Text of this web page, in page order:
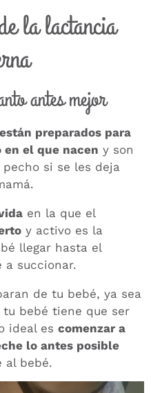
la lactancia
antes mejor
están preparados para
en el que nacen y son
si se les deja
en la que el
y activo es la
llegar hasta el
a succionar.
de tu bebé, ya sea
bebé tiene que ser
ideal es comenzar a
lo antes posible
al bebé.